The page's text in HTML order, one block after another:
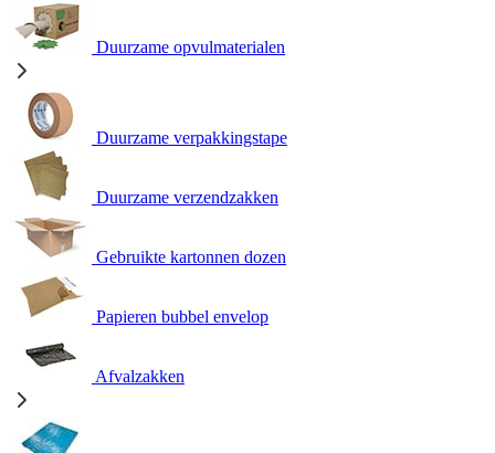
Duurzame opvulmaterialen
Duurzame verpakkingstape
Duurzame verzendzakken
Gebruikte kartonnen dozen
Papieren bubbel envelop
Afvalzakken